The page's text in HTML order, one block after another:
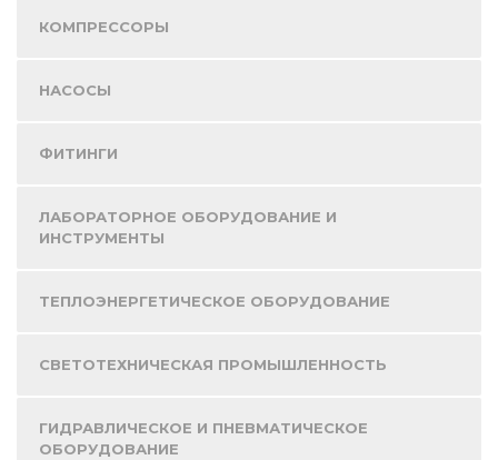
КОМПРЕССОРЫ
НАСОСЫ
ФИТИНГИ
ЛАБОРАТОРНОЕ ОБОРУДОВАНИЕ И
ИНСТРУМЕНТЫ
ТЕПЛОЭНЕРГЕТИЧЕСКОЕ ОБОРУДОВАНИЕ
СВЕТОТЕХНИЧЕСКАЯ ПРОМЫШЛЕННОСТЬ
ГИДРАВЛИЧЕСКОЕ И ПНЕВМАТИЧЕСКОЕ
ОБОРУДОВАНИЕ